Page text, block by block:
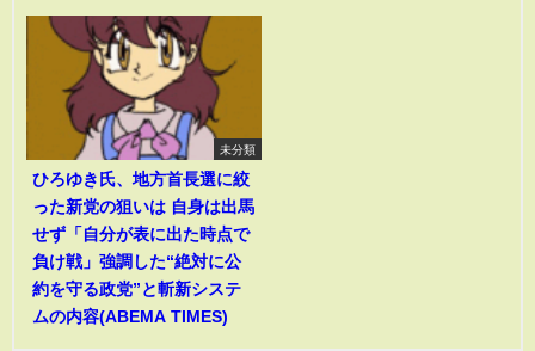
未分類
ひろゆき氏、地方首長選に絞
った新党の狙いは 自身は出馬
せず「自分が表に出た時点で
負け戦」強調した“絶対に公
約を守る政党”と斬新システ
ムの内容(ABEMA TIMES)